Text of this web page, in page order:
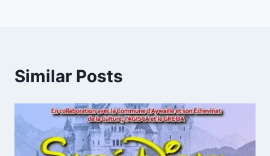
Similar Posts